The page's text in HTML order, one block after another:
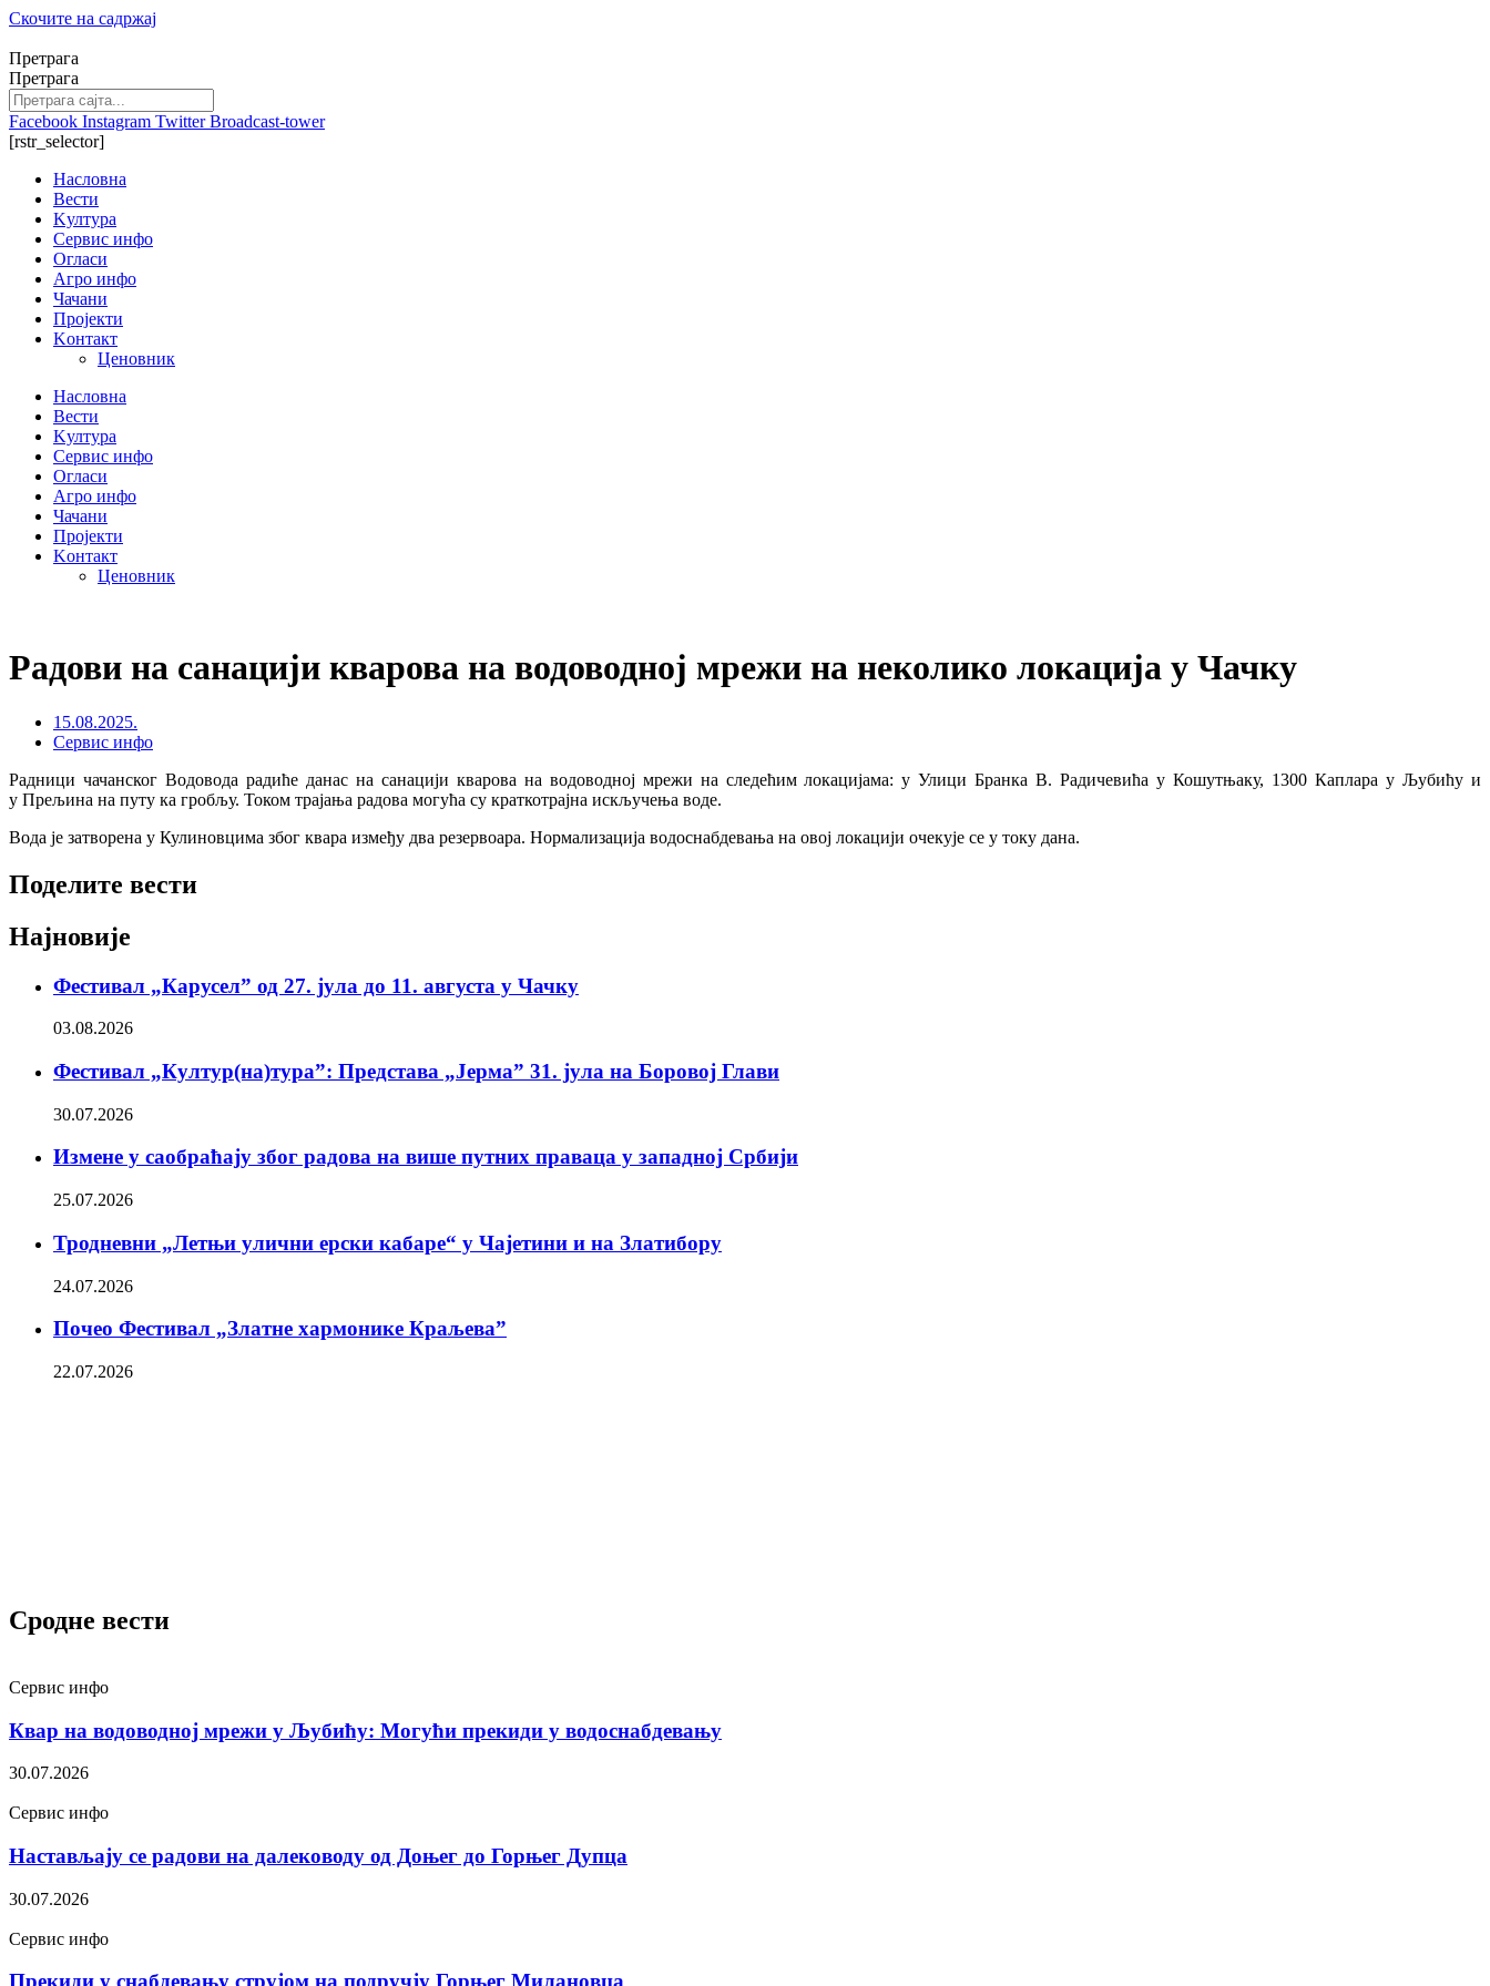
Скочите на садржај
Претрага
Претрага
Facebook Instagram Twitter Broadcast-tower
[rstr_selector]
Насловна
Вести
Kултура
Сервис инфо
Огласи
Агро инфо
Чачани
Пројекти
Kонтакт
Ценовник
Насловна
Вести
Kултура
Сервис инфо
Огласи
Агро инфо
Чачани
Пројекти
Kонтакт
Ценовник
Радови на санацији кварова на водоводној мрежи на неколико локација у Чачку
15.08.2025.
Сервис инфо
Радници чачанског Водовода радиће данас на санацији кварова на водоводној мрежи на следећим локацијама: у Улици Бранка В. Радичевића у Кошутњаку, 1300 Каплара у Љубићу и
у Прељина на путу ка гробљу. Током трајања радова могућа су краткотрајна искључења воде.
Вода је затворена у Кулиновцима због квара између два резервоара. Нормализација водоснабдевања на овој локацији очекује се у току дана.
Поделите вести
Најновије
Фестивал „Карусел” од 27. јула до 11. августа у Чачку
03.08.2026
Фестивал „Култур(на)тура”: Представа „Јерма” 31. јула на Боровој Глави
30.07.2026
Измене у саобраћају због радова на више путних праваца у западној Србији
25.07.2026
Тродневни „Летњи улични ерски кабаре“ у Чајетини и на Златибору
24.07.2026
Почео Фестивал „Златне хармонике Краљева”
22.07.2026
Сродне вести
Сервис инфо
Квар на водоводној мрежи у Љубићу: Могући прекиди у водоснабдевању
30.07.2026
Сервис инфо
Настављају се радови на далеководу од Доњег до Горњег Дупца
30.07.2026
Сервис инфо